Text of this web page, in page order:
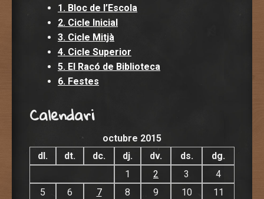
1. Bloc de l’Escola
2. Cicle Inicial
3. Cicle Mitjà
4. Cicle Superior
5. El Racó de Biblioteca
6. Festes
Calendari
octubre 2015
dl.
dt. dc. dj. dv. ds. dg.
1 2 3
4
5
6 7 8 9 10
11